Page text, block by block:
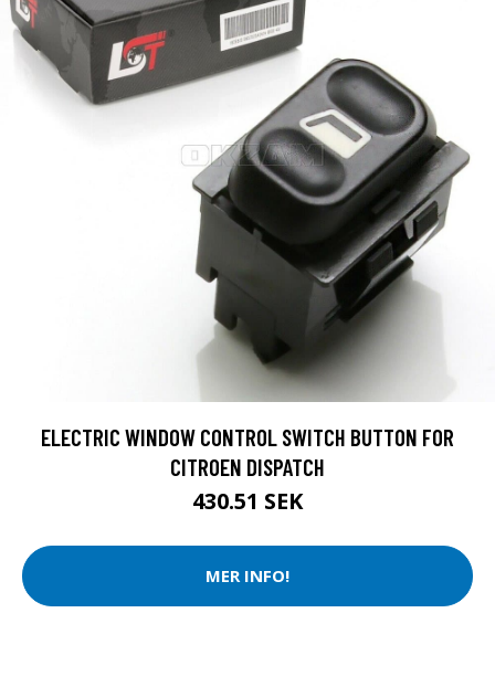
ELECTRIC WINDOW CONTROL SWITCH BUTTON FOR
CITROEN DISPATCH
430.51 SEK
MER INFO!